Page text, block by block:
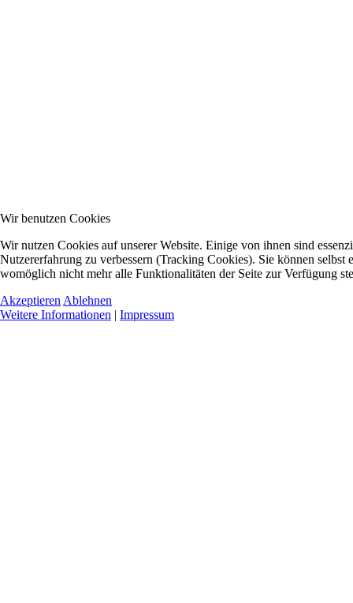
Wir benutzen Cookies
Wir nutzen Cookies auf unserer Website. Einige von ihnen sind
Nutzererfahrung zu verbessern (Tracking Cookies). Sie können
womöglich nicht mehr alle Funktionalitäten der Seite zur Verfügung
Akzeptieren Ablehnen
Weitere Informationen | Impressum